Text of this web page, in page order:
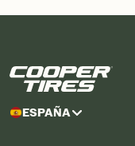
ESPAÑA